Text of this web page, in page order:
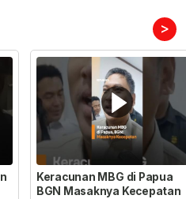
>
Keracunan MBG di Papua
BGN Masaknya Kecepatan